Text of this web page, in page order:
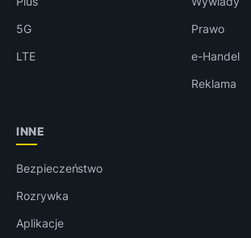
5G
LTE
Prawo
e-Handel
Reklama
INNE
Bezpieczeństwo
Rozrywka
Aplikacje